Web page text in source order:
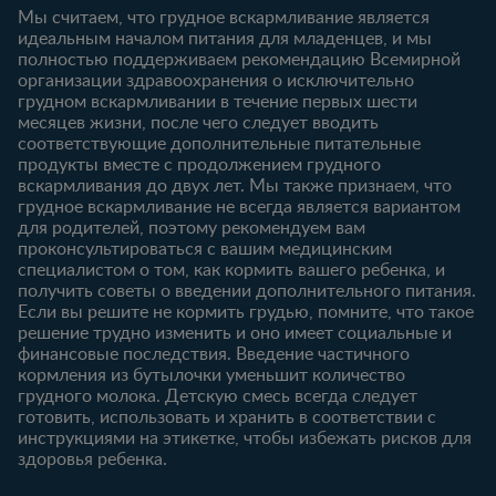
Зарегистрироваться
Купить
Наши бренды
Бесплатные
тестирования
6-12 месяцев
Статьи
Продукты
12-18 месяцев
Статьи
Продукты
18-24 месяцев
Статьи
Продукты
Мы считаем, что грудное вскармливание является
идеальным началом питания для младенцев, и мы
полностью поддерживаем рекомендацию Всемирной
организации здравоохранения о исключительно
грудном вскармливании в течение первых шести
месяцев жизни, после чего следует вводить
соответствующие дополнительные питательные
продукты вместе с продолжением грудного
вскармливания до двух лет. Мы также признаем, что
грудное вскармливание не всегда является вариантом
для родителей, поэтому рекомендуем вам
проконсультироваться с вашим медицинским
специалистом о том, как кормить вашего ребенка, и
получить советы о введении дополнительного питания.
Если вы решите не кормить грудью, помните, что такое
решение трудно изменить и оно имеет социальные и
финансовые последствия. Введение частичного
кормления из бутылочки уменьшит количество
грудного молока. Детскую смесь всегда следует
готовить, использовать и хранить в соответствии с
инструкциями на этикетке, чтобы избежать рисков для
здоровья ребенка.